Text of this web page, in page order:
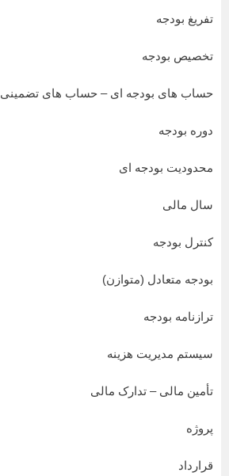
تفریغ بودجه
تخصیص بودجه
حساب های بودجه ای – حساب های تضمینی
دوره بودجه
محدودیت بودجه ای
سال مالی
کنترل بودجه
بودجه متعادل (متوازن)
ترازنامه بودجه
سیستم مدیریت هزینه
تأمین مالی – تدارک مالی
پروژه
قرارداد